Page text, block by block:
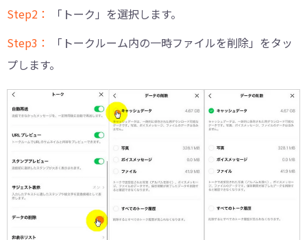
Step2：
「トーク」を選択します。
Step3：
「トークルーム内の一時ファイルを削除」をタッ
プします。